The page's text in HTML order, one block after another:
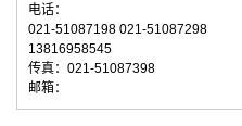
电话：
021-51087198 021-51087298
13816958545
传真：021-51087398
邮箱：